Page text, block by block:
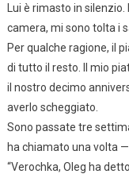
Lui è rimasto in
camera, mi sono tolta i
Per qualche ragione, il
di tutto il resto. Il mio
il nostro decimo
averlo scheggiato.
Sono passate tre
ha chiamato una volta
“Verochka, Oleg ha